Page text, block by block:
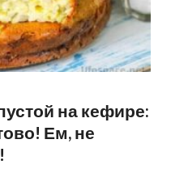
на кефире:
Ем, не